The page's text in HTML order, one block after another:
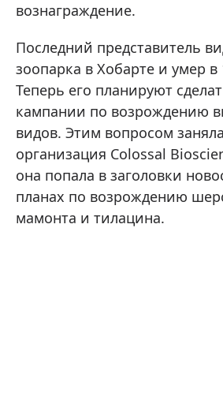
вознаграждение.
Последний представитель
зоопарка в Хобарте и умер в
Теперь его планируют
кампании по возрождению
видов. Этим вопросом
организация Colossal
она попала в заголовки
планах по возрождению
мамонта и тилацина.